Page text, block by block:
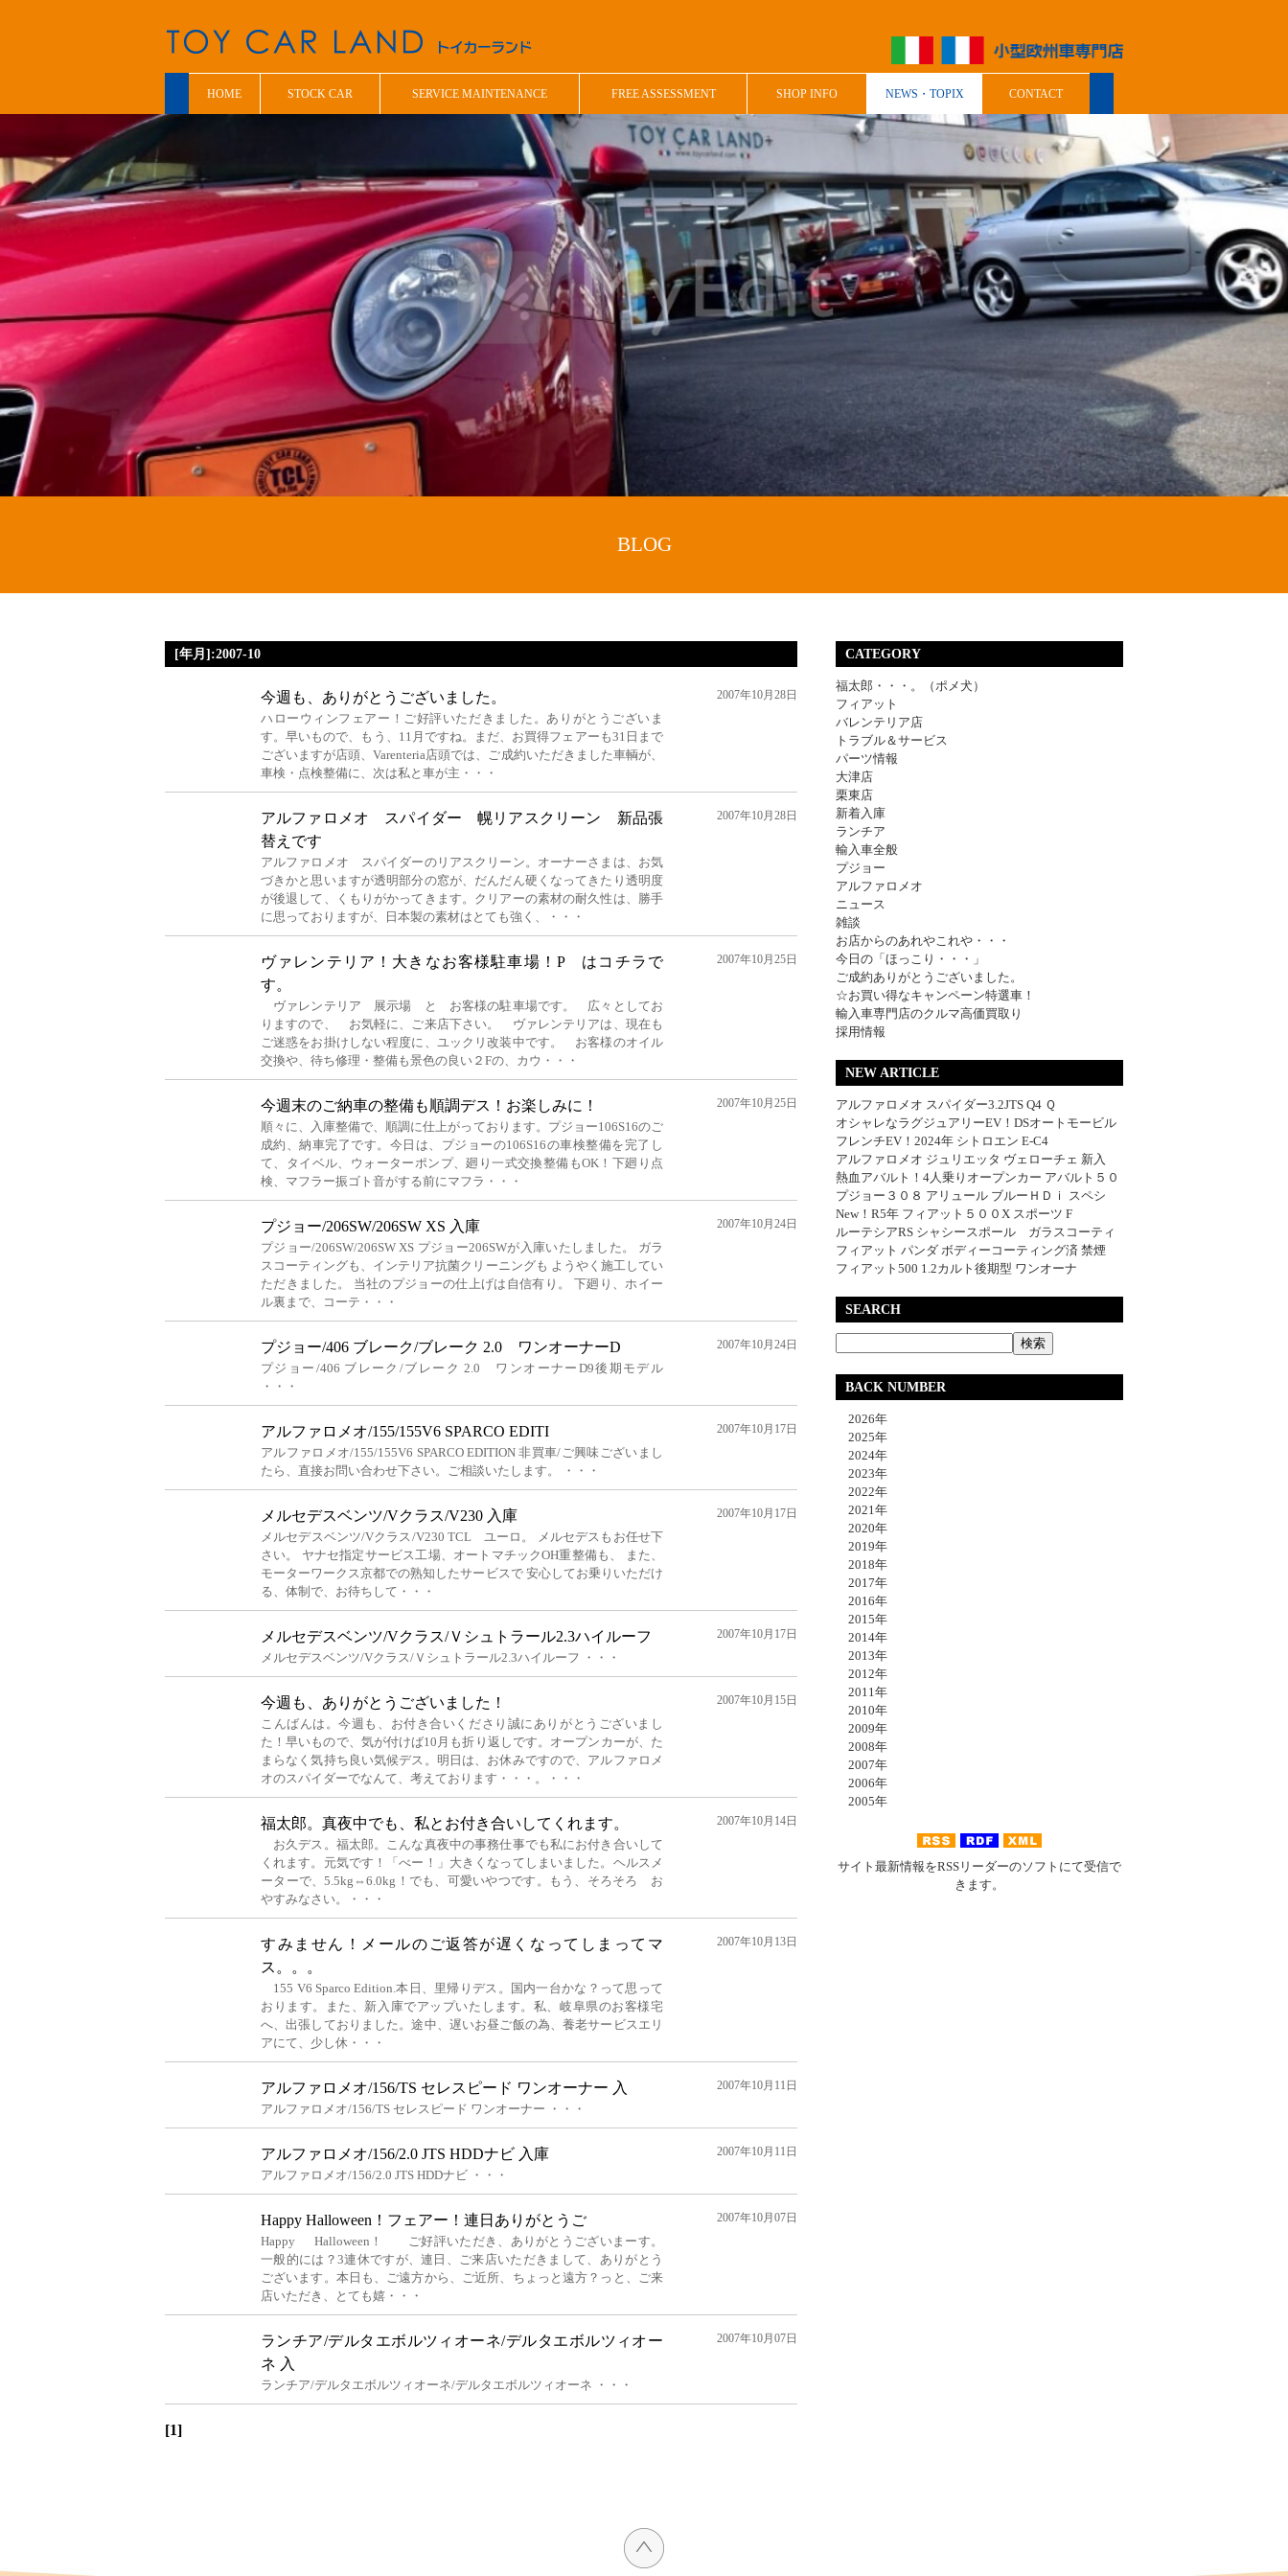
HOME STOCK CAR SERVICE MAINTENANCE FREE ASSESSMENT SHOP INFO NEWS・TOPIX CONTACT
BLOG
[年月]:2007-10
今週も、ありがとうございました。
ハローウィンフェアー！ご好評いただきました。ありがとうございま
す。早いもので、もう、11月ですね。まだ、お買得フェアーも31日まで
ございますが店頭、Varenteria店頭では、ご成約いただきました車輌が、
車検・点検整備に、次は私と車が主・・・
2007年10月28日
アルファロメオ スパイダー 幌リアスクリーン 新品張
替えです
アルファロメオ スパイダーのリアスクリーン。オーナーさまは、お気
づきかと思いますが透明部分の窓が、だんだん硬くなってきたり透明度
が後退して、くもりがかってきます。クリアーの素材の耐久性は、勝手
に思っておりますが、日本製の素材はとても強く、・・・
2007年10月28日
ヴァレンテリア！大きなお客様駐車場！P はコチラで
す。
ヴァレンテリア 展示場 と お客様の駐車場です。 広々としてお
りますので、 お気軽に、ご来店下さい。 ヴァレンテリアは、現在も
ご迷惑をお掛けしない程度に、ユックリ改装中です。 お客様のオイル
交換や、待ち修理・整備も景色の良い２Fの、カウ・・・
2007年10月25日
今週末のご納車の整備も順調デス！お楽しみに！
順々に、入庫整備で、順調に仕上がっております。プジョー106S16のご
成約、納車完了です。今日は、プジョーの106S16の車検整備を完了し
て、タイベル、ウォーターポンプ、廻り一式交換整備もOK！下廻り点
検、マフラー振ゴト音がする前にマフラ・・・
2007年10月25日
プジョー/206SW/206SW XS 入庫
プジョー/206SW/206SW XS プジョー206SWが入庫いたしました。 ガラ
スコーティングも、インテリア抗菌クリーニングも ようやく施工してい
ただきました。 当社のプジョーの仕上げは自信有り。 下廻り、ホイー
ル裏まで、コーテ・・・
2007年10月24日
プジョー/406 ブレーク/ブレーク 2.0 ワンオーナーD
プジョー/406 ブレーク/ブレーク 2.0 ワンオーナーD9後期モデル
・・・
2007年10月24日
アルファロメオ/155/155V6 SPARCO EDITI
アルファロメオ/155/155V6 SPARCO EDITION 非買車/ご興味ございまし
たら、直接お問い合わせ下さい。ご相談いたします。 ・・・
2007年10月17日
メルセデスベンツ/Vクラス/V230 入庫
メルセデスベンツ/Vクラス/V230 TCL ユーロ。 メルセデスもお任せ下
さい。 ヤナセ指定サービス工場、オートマチックOH重整備も、 また、
モーターワークス京都での熟知したサービスで 安心してお乗りいただけ
る、体制で、お待ちして・・・
2007年10月17日
メルセデスベンツ/Vクラス/Ｖシュトラール2.3ハイルーフ
メルセデスベンツ/Vクラス/Ｖシュトラール2.3ハイルーフ ・・・
2007年10月17日
今週も、ありがとうございました！
こんばんは。今週も、お付き合いくださり誠にありがとうございまし
た！早いもので、気が付けば10月も折り返しです。オープンカーが、た
まらなく気持ち良い気候デス。明日は、お休みですので、アルファロメ
オのスパイダーでなんて、考えております・・・。・・・
2007年10月15日
福太郎。真夜中でも、私とお付き合いしてくれます。
お久デス。福太郎。こんな真夜中の事務仕事でも私にお付き合いして
くれます。元気です！「べー！」大きくなってしまいました。ヘルスメ
ーターで、5.5kg⇔6.0kg！でも、可愛いやつです。もう、そろそろ お
やすみなさい。・・・
2007年10月14日
すみません！メールのご返答が遅くなってしまってマ
ス。。。
155 V6 Sparco Edition.本日、里帰りデス。国内一台かな？って思って
おります。また、新入庫でアップいたします。私、岐阜県のお客様宅
へ、出張しておりました。途中、遅いお昼ご飯の為、養老サービスエリ
アにて、少し休・・・
2007年10月13日
アルファロメオ/156/TS セレスピード ワンオーナー 入
アルファロメオ/156/TS セレスピード ワンオーナー ・・・
2007年10月11日
アルファロメオ/156/2.0 JTS HDDナビ 入庫
アルファロメオ/156/2.0 JTS HDDナビ ・・・
2007年10月11日
Happy Halloween！フェアー！連日ありがとうご
Happy Halloween！ ご好評いただき、ありがとうございまーす。
一般的には？3連休ですが、連日、ご来店いただきまして、ありがとう
ございます。本日も、ご遠方から、ご近所、ちょっと遠方？っと、ご来
店いただき、とても嬉・・・
2007年10月07日
ランチア/デルタエボルツィオーネ/デルタエボルツィオー
ネ 入
ランチア/デルタエボルツィオーネ/デルタエボルツィオーネ ・・・
2007年10月07日
[1]
CATEGORY
福太郎・・・。（ポメ犬）
フィアット
バレンテリア店
トラブル＆サービス
パーツ情報
大津店
栗東店
新着入庫
ランチア
輸入車全般
プジョー
アルファロメオ
ニュース
雑談
お店からのあれやこれや・・・
今日の「ほっこり・・・」
ご成約ありがとうございました。
☆お買い得なキャンペーン特選車！
輸入車専門店のクルマ高価買取り
採用情報
NEW ARTICLE
アルファロメオ スパイダー3.2JTS Q4 Ｑ
オシャレなラグジュアリーEV！DSオートモービル
フレンチEV！2024年 シトロエン E-C4
アルファロメオ ジュリエッタ ヴェローチェ 新入
熱血アバルト！4人乗りオープンカー アバルト５０
プジョー３０８ アリュール ブルーＨＤｉ スペシ
New！R5年 フィアット５００X スポーツ F
ルーテシアRS シャシースポール ガラスコーティ
フィアット パンダ ボディーコーティング済 禁煙
フィアット500 1.2カルト後期型 ワンオーナ
SEARCH
BACK NUMBER
2026年
2025年
2024年
2023年
2022年
2021年
2020年
2019年
2018年
2017年
2016年
2015年
2014年
2013年
2012年
2011年
2010年
2009年
2008年
2007年
2006年
2005年
サイト最新情報をRSSリーダーのソフトにて受信で
きます。